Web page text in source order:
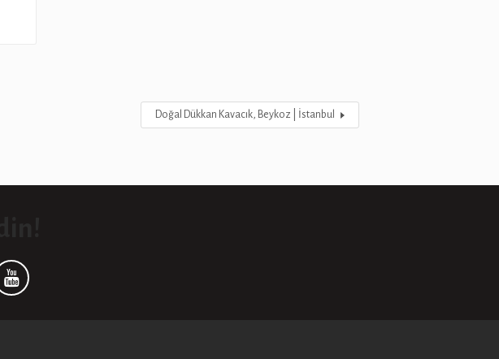
Doğal Dükkan Kavacık, Beykoz | İstanbul